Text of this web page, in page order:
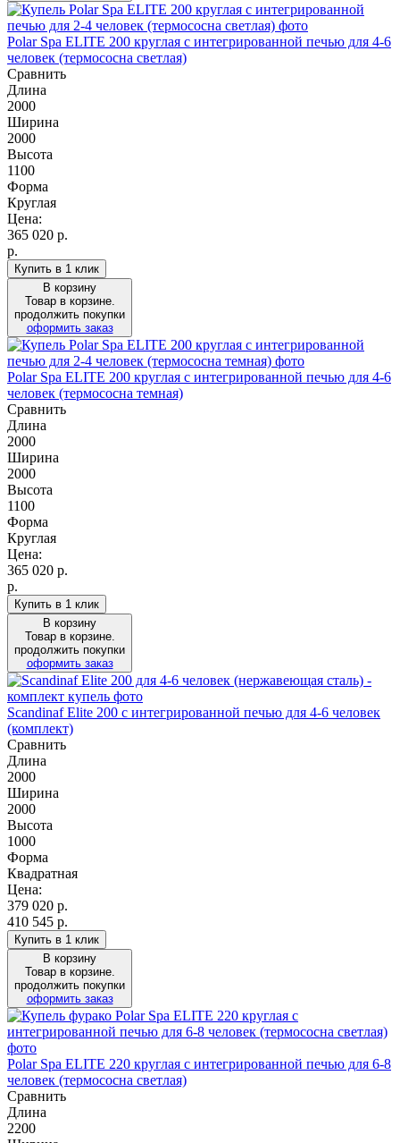
Polar Spa ELITE 200 круглая с интегрированной печью для 4-6
человек (термососна светлая)
Сравнить
Длина
2000
Ширина
2000
Высота
1100
Форма
Круглая
Цена:
365 020 р.
р.
Купить в 1 клик
В корзину
Товар в корзине.
продолжить покупки
оформить заказ
Polar Spa ELITE 200 круглая с интегрированной печью для 4-6
человек (термососна темная)
Сравнить
Длина
2000
Ширина
2000
Высота
1100
Форма
Круглая
Цена:
365 020 р.
р.
Купить в 1 клик
В корзину
Товар в корзине.
продолжить покупки
оформить заказ
Scandinaf Elite 200 c интегрированной печью для 4-6 человек
(комплект)
Сравнить
Длина
2000
Ширина
2000
Высота
1000
Форма
Квадратная
Цена:
379 020 р.
410 545 р.
Купить в 1 клик
В корзину
Товар в корзине.
продолжить покупки
оформить заказ
Polar Spa ELITE 220 круглая с интегрированной печью для 6-8
человек (термососна светлая)
Сравнить
Длина
2200